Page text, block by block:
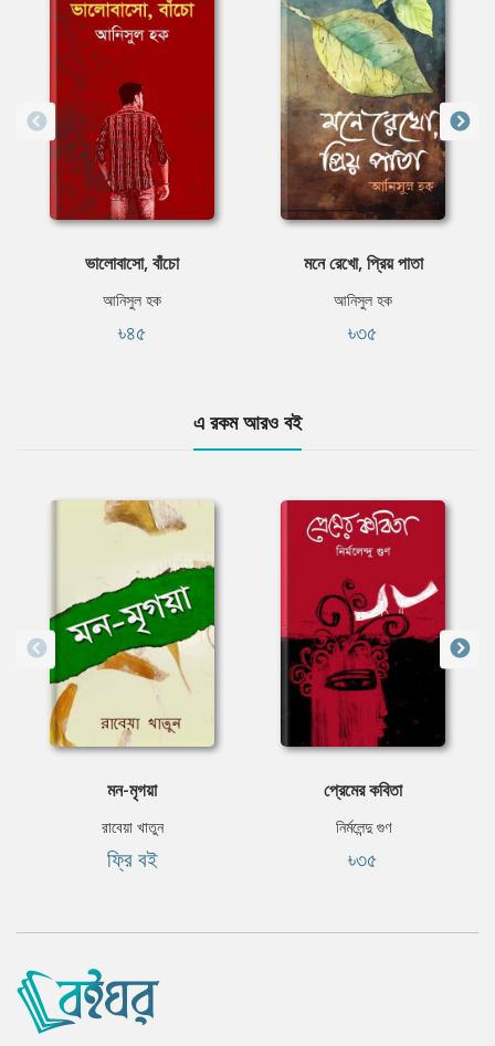
ভালোবাসো, বাঁচো
আনিসুল হক
৳৪৫
মনে রেখো, প্রিয় পাতা
আনিসুল হক
৳৩৫
এ রকম আরও বই
মন-মৃগয়া
রাবেয়া খাতুন
ফ্রি বই
প্রেমের কবিতা
নির্মলেন্দু গুণ
৳৩৫